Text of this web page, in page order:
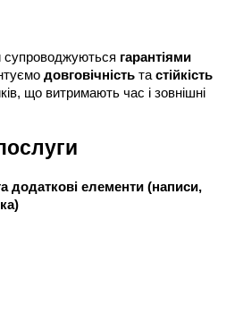
супроводжуються гарантіями
довговічність тастійкість
що витримають час і зовнішні
додаткові елементи (написи,